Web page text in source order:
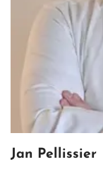
Jan Pellissier